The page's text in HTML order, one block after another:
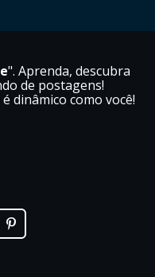
". Aprenda, descubra
de postagens!
dinâmico como você!